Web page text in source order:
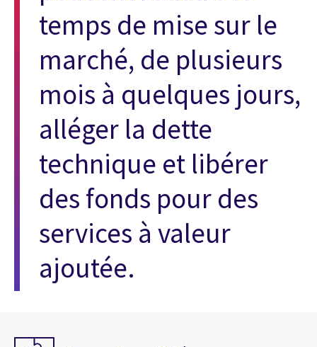
temps de mise sur le
marché, de plusieurs
mois à quelques jours,
alléger la dette
technique et libérer
des fonds pour des
services à valeur
ajoutée.